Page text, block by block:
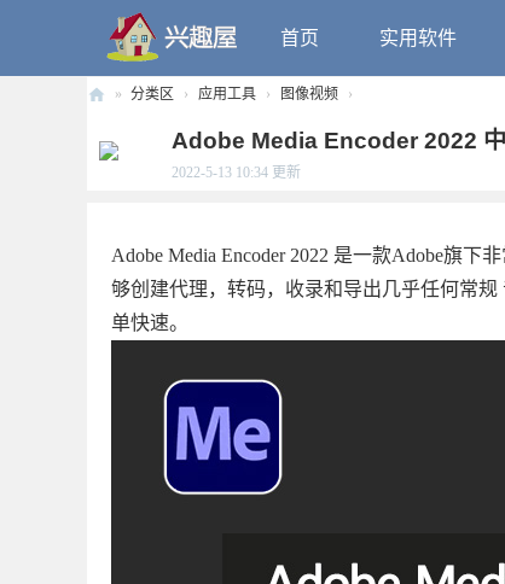
首页 实用软件
趣
» 分类区 › 应用工具 › 图像视频 ›
Adobe Media Encoder 2022
2022-5-13 10:34 更新
Adobe Media Encoder 2022 是一款Adobe旗
够创建代理，转码，收录和导出几乎任何常
单快速。